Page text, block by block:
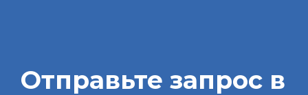
Отправьте запрос в